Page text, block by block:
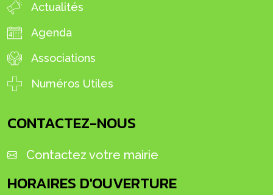
Actualités
Agenda
Associations
Numéros Utiles
CONTACTEZ-NOUS
Contactez votre mairie
HORAIRES D'OUVERTURE